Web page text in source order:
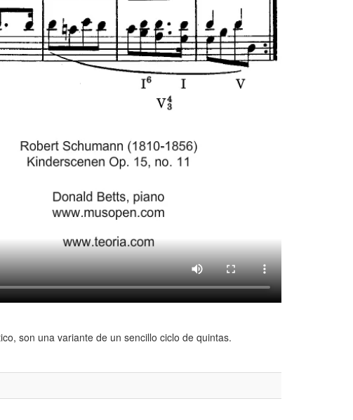
son una variante de un sencillo ciclo de quintas.